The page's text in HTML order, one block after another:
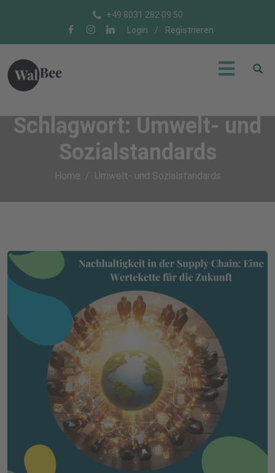
+49 8031 282 09 50
Login
/ Registrieren
Schlagwort: Umwelt- und
Sozialstandards
Home Umwelt- und Sozialstandards